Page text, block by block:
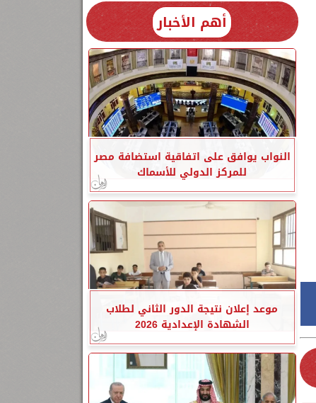
أهم الأخبار
النواب يوافق على اتفاقية استضافة مصر
للمركز الدولي للأسماك
موعد إعلان نتيجة الدور الثاني لطلاب
الشهادة الإعدادية 2026